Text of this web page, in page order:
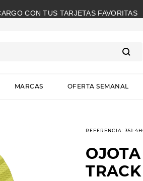
CON TUS TARJETAS FAVORITAS
MARCAS OFERTA SEMANAL
REFERENCIA:351-